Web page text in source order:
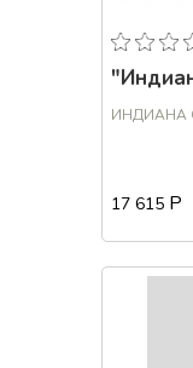
ИНДИАНА
17 615 Р